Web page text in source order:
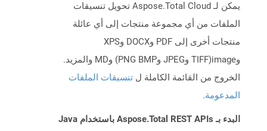
يمكن لـ Aspose.Total Cloud تحويل تنسيقات
الملفات من أي مجموعة منتجات إلى أي عائلة
منتجات أخرى إلى PDF وDOCX وXPS
وimage(TIFF وJPEG وPNG BMP) وMD والمزيد.
الخروج من القائمة الكاملة ل تنسيقات الملفات
المدعومة.
البدء بـ Aspose.Total REST APIs باستخدام Java